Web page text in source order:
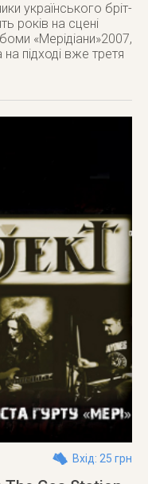
українського бріт-
років на сцені
«Мерідіани»2007,
підході вже третя
Вхід: 25 грн